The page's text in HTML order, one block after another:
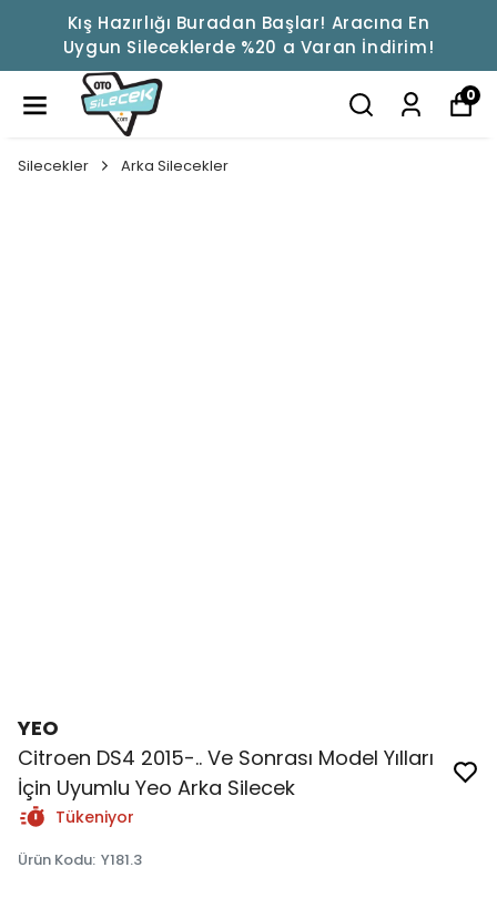
Kış Hazırlığı Buradan Başlar! Aracına En
Uygun Sileceklerde %20 a Varan İndirim!
0
Silecekler Arka Silecekler
YEO
Citroen DS4 2015-.. Ve Sonrası Model Yılları
İçin Uyumlu Yeo Arka Silecek
Tükeniyor
Ürün Kodu: Y181.3